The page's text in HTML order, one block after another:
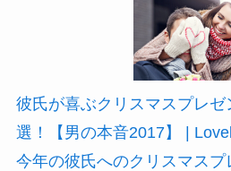
彼氏が喜ぶクリスマスプレ
選！【男の本音2017】 |
今年の彼氏へのクリスマスプ